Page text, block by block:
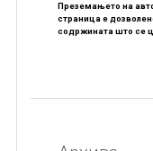
Преземањето на
страница е
содржината што се